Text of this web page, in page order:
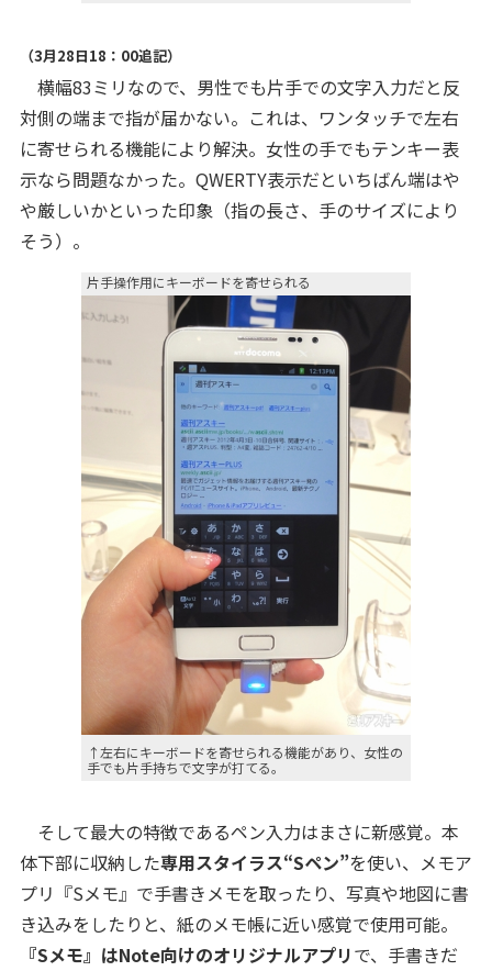
（3月28日18：00追記）
横幅83ミリなので、男性でも片手での文字入力だと反
対側の端まで指が届かない。これは、ワンタッチで左右
に寄せられる機能により解決。女性の手でもテンキー表
示なら問題なかった。QWERTY表示だといちばん端はや
や厳しいかといった印象（指の長さ、手のサイズにより
そう）。
片手操作用にキーボードを寄せられる
↑左右にキーボードを寄せられる機能があり、女性の
手でも片手持ちで文字が打てる。
そして最大の特徴であるペン入力はまさに新感覚。本
体下部に収納した専用スタイラス“Sペン”を使い、メモア
プリ『Sメモ』で手書きメモを取ったり、写真や地図に書
き込みをしたりと、紙のメモ帳に近い感覚で使用可能。
『Sメモ』はNote向けのオリジナルアプリで、手書きだ